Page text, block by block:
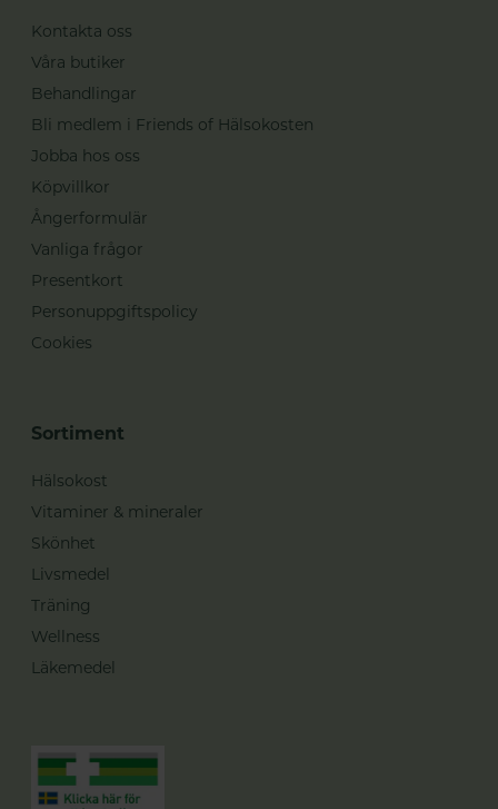
Kontakta oss
Våra butiker
Behandlingar
Bli medlem i Friends of Hälsokosten
Jobba hos oss
Köpvillkor
Ångerformulär
Vanliga frågor
Presentkort
Personuppgiftspolicy
Cookies
Sortiment
Hälsokost
Vitaminer & mineraler
Skönhet
Livsmedel
Träning
Wellness
Läkemedel